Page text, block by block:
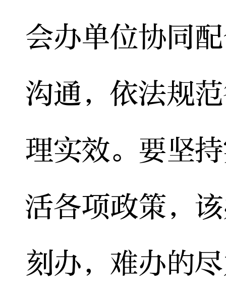
会办单位协同
沟通，依法规
理实效。要坚
活各项政策，
刻办，难办的